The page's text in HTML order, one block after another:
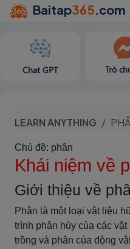
Baitap365.com
Chat GPT Trò
LEARN ANYTHING
Chủ đề: phân
Khái niệm về
Giới thiệu về
Phân là một loại vật liệu
trình phân hủy của các
trồng và phân của động